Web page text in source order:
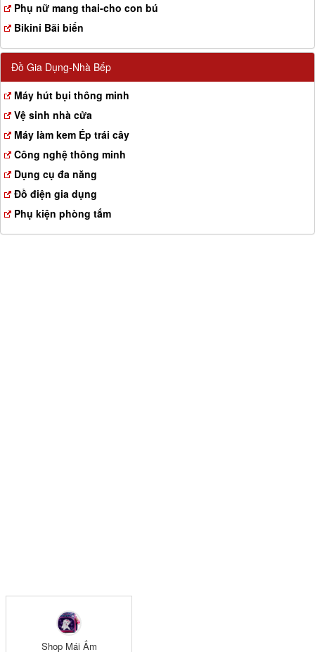
Phụ nữ mang thai-cho con bú
Bikini Bãi biển
Đồ Gia Dụng-Nhà Bếp
Máy hút bụi thông minh
Vệ sinh nhà cửa
Máy làm kem Ép trái cây
Công nghệ thông minh
Dụng cụ đa năng
Đồ điện gia dụng
Phụ kiện phòng tắm